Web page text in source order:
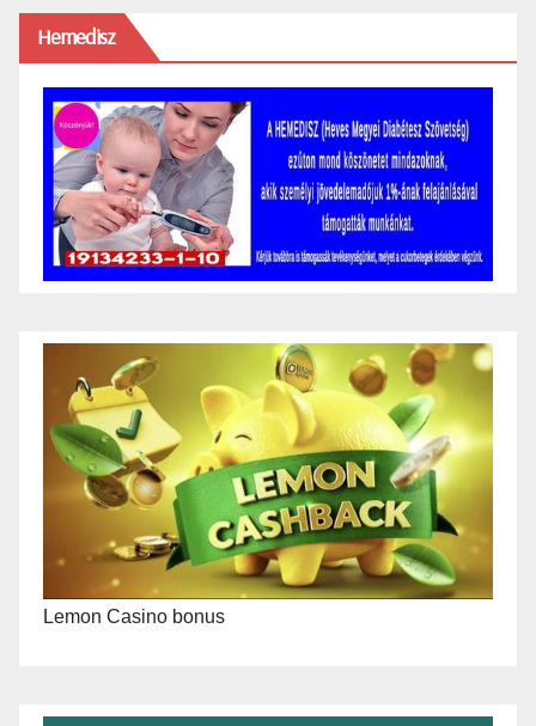
Hemedisz
Lemon Casino bonus